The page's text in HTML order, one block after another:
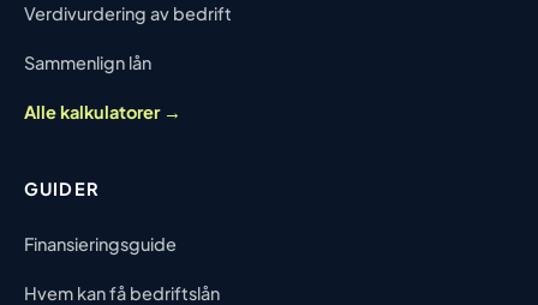
Verdivurdering av bedrift
Sammenlign lån
Alle kalkulatorer →
GUIDER
Finansieringsguide
Hvem kan få bedriftslån